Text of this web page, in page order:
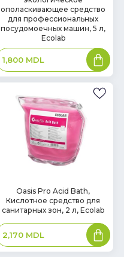
ополаскивающее средство
для профессиональных
посудомоечных машин, 5 л,
Ecolab
1,800 MDL
В
корзину
наличии
Oasis Pro Acid Bath,
Кислотное средство для
санитарных зон, 2 л, Ecolab
2,170 MDL
В
корзину